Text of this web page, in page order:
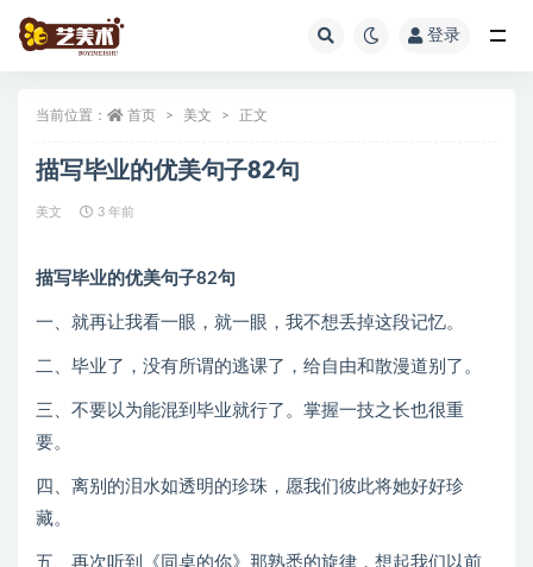
登录
当前位置： 首页 美文 正文
描写毕业的优美句子82句
美文 3 年前
描写毕业的优美句子82句
一、就再让我看一眼，就一眼，我不想丢掉这段记忆。
二、毕业了，没有所谓的逃课了，给自由和散漫道别了。
三、不要以为能混到毕业就行了。掌握一技之长也很重
要。
四、离别的泪水如透明的珍珠，愿我们彼此将她好好珍
藏。
五、再次听到《同桌的你》那熟悉的旋律，想起我们以前